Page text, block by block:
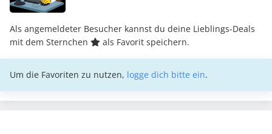
Als angemeldeter Besucher kannst du deine Lieblings-Deals
mit dem Sternchen
als Favorit speichern.
Um die Favoriten zu nutzen, logge dich bitte ein.